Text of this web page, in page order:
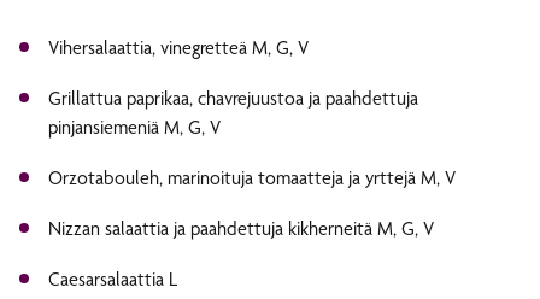
Vihersalaattia, vinegretteä M, G, V
Grillattua paprikaa, chavrejuustoa ja paahdettuja
pinjansiemeniä M, G, V
Orzotabouleh, marinoituja tomaatteja ja yrttejä M, V
Nizzan salaattia ja paahdettuja kikherneitä M, G, V
Caesarsalaattia L